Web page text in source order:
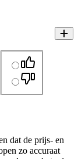
dat de prijs- en
zo accuraat